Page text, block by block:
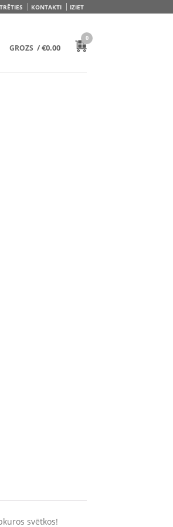
KONTAKTI IZIET
GROZS /€0.00
0
svētkos!